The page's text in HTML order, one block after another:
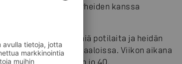
ja nuorten perheiden kanssa
ilahduttaen pieniä potilaita ja heidän
yliopistollisissa sairaaloissa. Viikon aikana
klovnitohtoreita on jo 40.